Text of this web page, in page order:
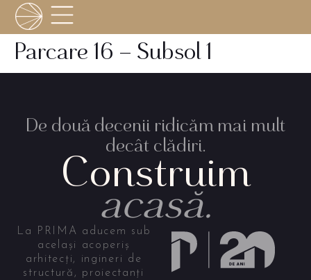
Parcare 16 – Subsol 1
De două decenii ridicăm mai mult
decât clădiri.
Construim
acasă.
La PRIMA aducem sub
același acoperiș
arhitecți, ingineri de
structură, proiectanți